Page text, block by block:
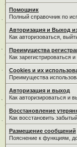
Помощник
Полный справочник по
Авторизация и Выход
Как авторизоваться,
Преимущества
Как зарегистрироваться
Cookies и их
Преимущества
Авторизация и выход
Как авторизироваться и
Восстановление
Как восстановить
Размещение сообщений
Пояснение к функциям,